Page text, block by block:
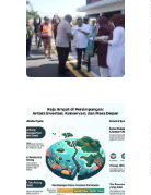
LPKKI
LKKI
KOPEKLIN